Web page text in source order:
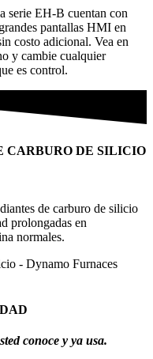
serie EH-B cuentan con
pantallas HMI en
costo adicional. Vea en
y cambie cualquier
es control.
CARBURO DE SILICIO
de carburo de silicio
prolongadas en
normales.
conoce y ya usa.